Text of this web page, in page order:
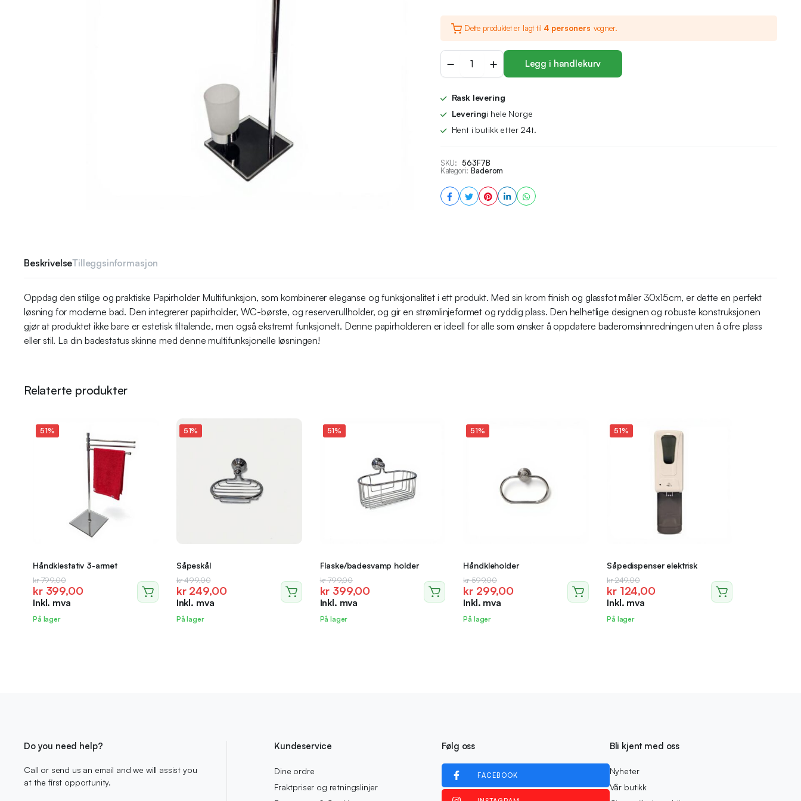
var:
kr 899,00.
er:
kr 449,00.
Dette produktet er lagt til 4 personers vogner.
Multifunksjon
mengde
Legg i handlekurv
Rask levering
Leveringi hele Norge
Hent i butikk etter 24t.
SKU: 563F7B
Kategori: Baderom
BeskrivelseTilleggsinformasjon
Oppdag den stilige og praktiske Papirholder Multifunksjon, som kombinerer eleganse og funksjonalitet i ett produkt. Med sin krom finish og glassfot måler 30x15cm, er dette en perfekt
løsning for moderne bad. Den integrerer papirholder, WC-børste, og reserverullholder, og gir en strømlinjeformet og ryddig plass. Den helhetlige designen og robuste konstruksjonen
gjør at produktet ikke bare er estetisk tiltalende, men også ekstremt funksjonelt. Denne papirholderen er ideell for alle som ønsker å oppdatere baderomsinnredningen uten å ofre plass
eller stil. La din badestatus skinne med denne multifunksjonelle løsningen!
Relaterte produkter
51%
Håndklestativ 3-armet
kr799,00
Opprinnelig
pris
var:
kr 799,00.
kr399,00
Nåværende
pris
er:
kr 399,00.
Inkl. mva
På lager
51%
Såpeskål
kr499,00
Opprinnelig
pris
var:
kr 499,00.
kr249,00
Nåværende
pris
er:
kr 249,00.
Inkl. mva
På lager
51%
Flaske/badesvamp holder
kr799,00
Opprinnelig
pris
var:
kr 799,00.
kr 399,00
Nåværende
pris
er:
kr 399,00.
Inkl. mva
På lager
51%
Håndkleholder
kr599,00
Opprinnelig
pris
var:
kr 599,00.
kr 299,00
Nåværende
pris
er:
kr 299,00.
Inkl. mva
På lager
51%
Såpedispenser elektrisk
kr249,00
Opprinnelig
pris
var:
kr 249,00.
kr124,00
Nåværende
pris
er:
kr 124,00.
Inkl. mva
På lager
Do you need help?
Call or send us an email and we will assist you
at the first opportunity.
Kundeservice
Dine ordre
Fraktpriser og retningslinjer
Følg oss
FACEBOOK
Bli kjent med oss
Nyheter
Vår butikk